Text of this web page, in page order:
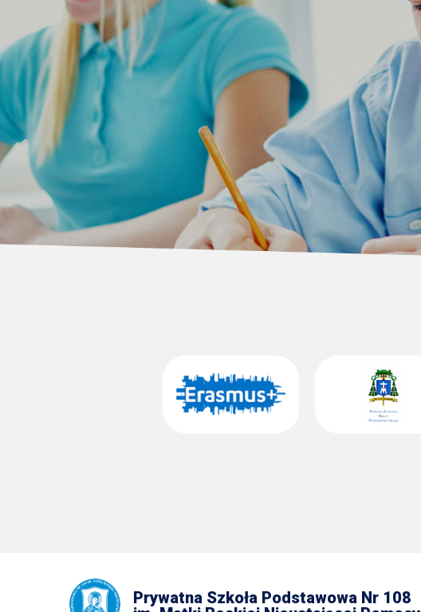
Prywatna Szkoła Podstawowa Nr 108